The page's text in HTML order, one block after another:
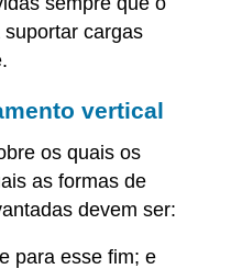
cargas
vertical
os quais os
as formas de
devem ser:
para esse fim; e